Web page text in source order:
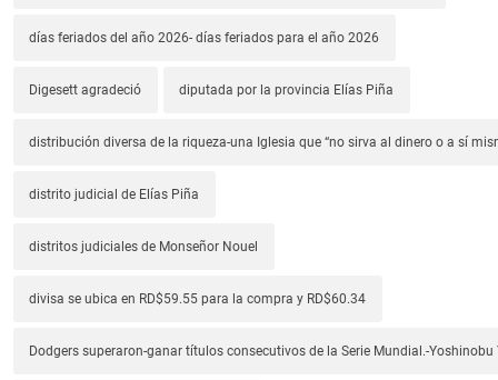
días feriados del año 2026- días feriados para el año 2026
Digesett agradeció diputada por la provincia Elías Piña
distribución diversa de la riqueza-una Iglesia que “no sirva al dinero o a sí
distrito judicial de Elías Piña
distritos judiciales de Monseñor Nouel
divisa se ubica en RD$59.55 para la compra y RD$60.34
Dodgers superaron-ganar títulos consecutivos de la Serie Mundial.-